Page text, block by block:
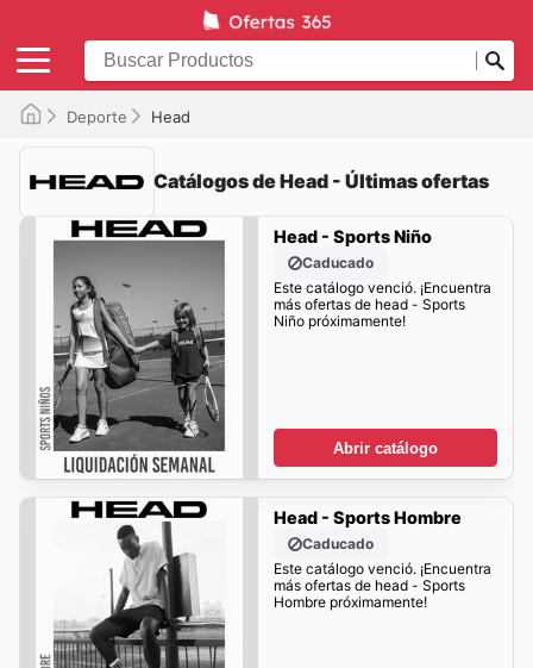
Deporte Head
Catálogos de Head - Últimas ofertas
Head - Sports Niño
Caducado
Este catálogo venció. ¡Encuentra
más ofertas de head - Sports
Niño próximamente!
Abrir catálogo
Head - Sports Hombre
Caducado
Este catálogo venció. ¡Encuentra
más ofertas de head - Sports
Hombre próximamente!